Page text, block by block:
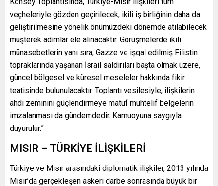
veçheleriyle gözden geçirilecek, ikili iş birliğinin daha da
geliştirilmesine yönelik önümüzdeki dönemde atılabilecek
müşterek adımlar ele alınacaktır. Görüşmelerde ikili
münasebetlerin yanı sıra, Gazze ve işgal edilmiş Filistin
topraklarında yaşanan İsrail saldırıları başta olmak üzere,
güncel bölgesel ve küresel meseleler hakkında fikir
teatisinde bulunulacaktır. Toplantı vesilesiyle, ilişkilerin
ahdi zeminini güçlendirmeye matuf muhtelif belgelerin
imzalanması da gündemdedir. Kamuoyuna saygıyla
duyurulur.”
MISIR – TÜRKİYE İLİŞKİLERİ
Türkiye ve Mısır arasındaki diplomatik ilişkiler, 2013 yılında
Mısır’da gerçekleşen askeri darbe sonrasında büyük bir